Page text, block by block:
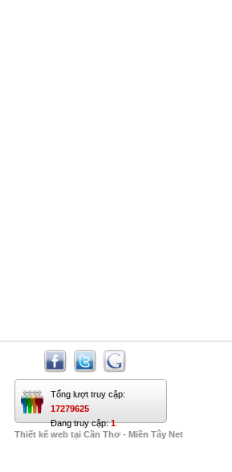
Tổng lượt truy cập:
17279625
Đang truy cập:1
Thiết kế web tại Cần Thơ - Miền Tây Net